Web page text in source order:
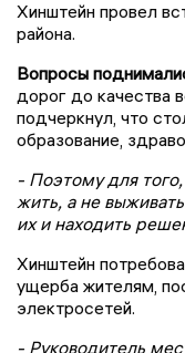
Хинштейн провел
района.
Вопросы
дорог до качества
подчеркнул, что
образование,
- Поэтому для
жить, а не
их и находить
Хинштейн
ущерба жителям,
электросетей.
- Руководитель